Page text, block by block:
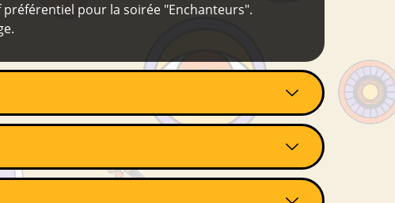
pour la soirée "Enchanteurs".